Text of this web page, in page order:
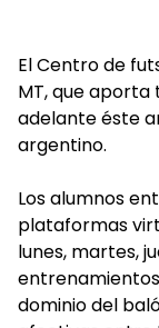
El Centro de
MT, que
adelante éste
argentino.
Los alumnos
plataformas
lunes, martes,
dominio del